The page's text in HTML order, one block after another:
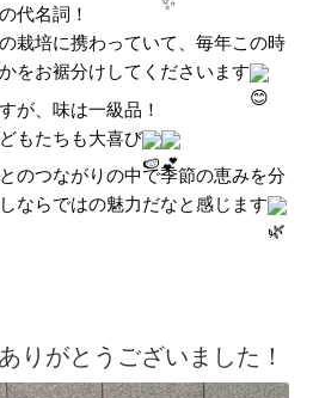
代名詞！
栽培に携わっていて、毎年この時
をお裾分けしてくださいます
が、味は一級品！
もたちも大喜び
のつながりの中で季節の恵みを分
ならではの魅力だなと感じます
りがとうございました！